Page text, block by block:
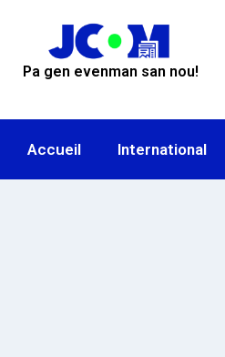
Pa gen evenman san nou!
Accueil International